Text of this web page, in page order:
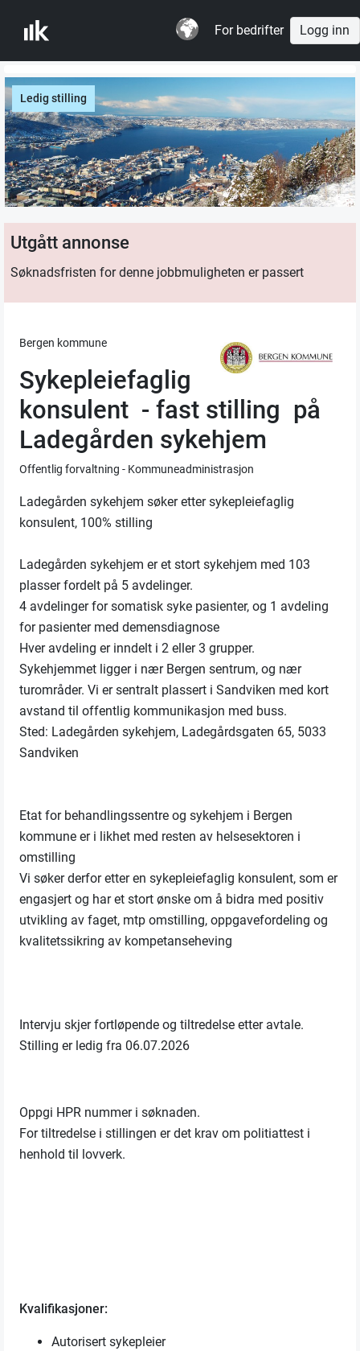
For bedrifter Logg inn
Ledig stilling
Utgått annonse
Søknadsfristen for denne jobbmuligheten er passert
Bergen kommune
Sykepleiefaglig
konsulent - fast stilling på
Ladegården sykehjem
Offentlig forvaltning - Kommuneadministrasjon
Ladegården sykehjem søker etter sykepleiefaglig
konsulent, 100% stilling
Ladegården sykehjem er et stort sykehjem med 103
plasser fordelt på 5 avdelinger.
4 avdelinger for somatisk syke pasienter, og 1 avdeling
for pasienter med demensdiagnose
Hver avdeling er inndelt i 2 eller 3 grupper.
Sykehjemmet ligger i nær Bergen sentrum, og nær
turområder. Vi er sentralt plassert i Sandviken med kort
avstand til offentlig kommunikasjon med buss.
Sted: Ladegården sykehjem, Ladegårdsgaten 65, 5033
Sandviken
Etat for behandlingssentre og sykehjem i Bergen
kommune er i likhet med resten av helsesektoren i
omstilling
Vi søker derfor etter en sykepleiefaglig konsulent, som er
engasjert og har et stort ønske om å bidra med positiv
utvikling av faget, mtp omstilling, oppgavefordeling og
kvalitetssikring av kompetanseheving
Intervju skjer fortløpende og tiltredelse etter avtale.
Stilling er ledig fra 06.07.2026
Oppgi HPR nummer i søknaden.
For tiltredelse i stillingen er det krav om politiattest i
henhold til lovverk.
Kvalifikasjoner:
Autorisert sykepleier